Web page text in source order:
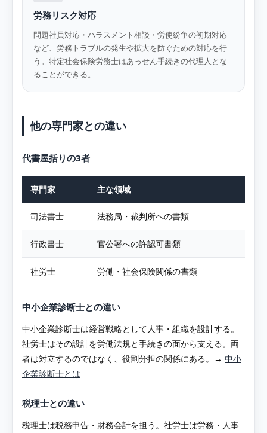
労務リスク対応
問題社員対応・ハラスメント相談・労使紛争の初期対応
など、労務トラブルの発生や拡大を防ぐための対応を行
う。特定社会保険労務士はあっせん手続きの代理人とな
ることができる。
他の専門家との違い
代書屋括りの3者
専門家 主な領域
司法書士 法務局・裁判所への書類
行政書士 官公署への許認可書類
社労士 労働・社会保険関係の書類
中小企業診断士との違い
中小企業診断士は経営戦略として人事・組織を設計する。
社労士はその設計を労働法規と手続きの面から支える。両
者は対立するのではなく、役割分担の関係にある。→ 中小
企業診断士とは
税理士との違い
税理士は税務申告・財務会計を担う。社労士は労務・人事